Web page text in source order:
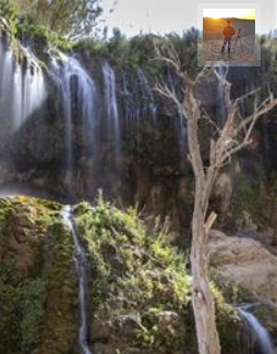
مهدی مخلصیان